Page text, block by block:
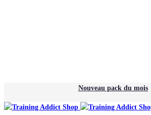
Nouveau pack du mois